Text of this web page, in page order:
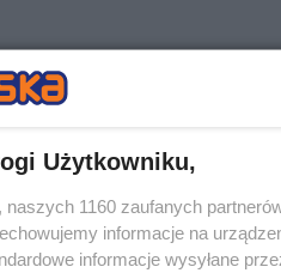
Użytkowniku,
naszych 1160 zaufanych
informacje na
informacje wysyłane